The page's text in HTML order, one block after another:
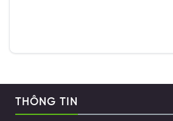
THÔNG TIN